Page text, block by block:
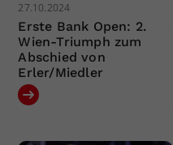
27.10.2024
Erste Bank Open: 2.
Wien-Triumph zum
Abschied von
Erler/Miedler